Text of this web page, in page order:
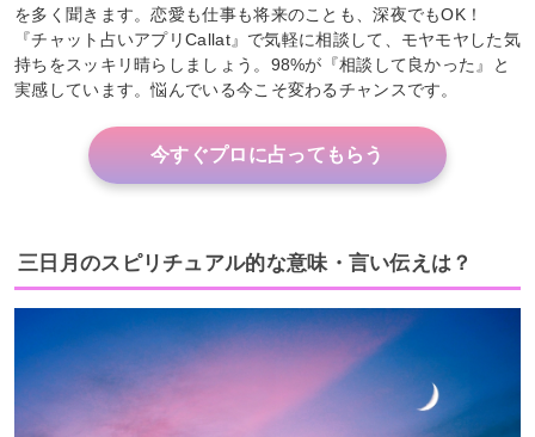
を多く聞きます。恋愛も仕事も将来のことも、深夜でもOK！
『チャット占いアプリCallat』で気軽に相談して、モヤモヤした気
持ちをスッキリ晴らしましょう。98%が『相談して良かった』と
実感しています。悩んでいる今こそ変わるチャンスです。
今すぐプロに占ってもらう
三日月のスピリチュアル的な意味・言い伝えは？